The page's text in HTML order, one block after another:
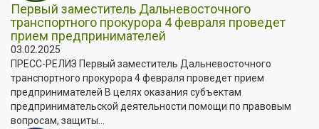
Первый заместитель Дальневосточного
транспортного прокурора 4 февраля проведет
прием предпринимателей
03.02.2025
ПРЕСС-РЕЛИЗ Первый заместитель Дальневосточного
транспортного прокурора 4 февраля проведет прием
предпринимателей В целях оказания субъектам
предпринимательской деятельности помощи по правовым
вопросам, защиты...